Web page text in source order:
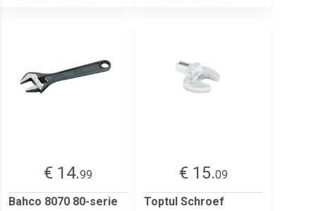
€ 14.99
Bahco 8070 80-serie
€ 15.09
Toptul Schroef